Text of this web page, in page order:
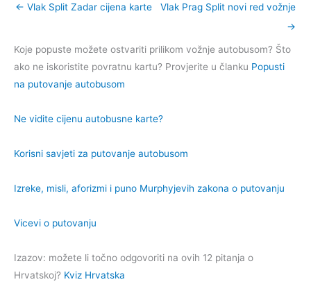
← Vlak Split Zadar cijena karte
Vlak Prag Split novi red vožnje
→
Koje popuste možete ostvariti prilikom vožnje autobusom? Što
ako ne iskoristite povratnu kartu? Provjerite u članku Popusti
na putovanje autobusom
Ne vidite cijenu autobusne karte?
Korisni savjeti za putovanje autobusom
Izreke, misli, aforizmi i puno Murphyjevih zakona o putovanju
Vicevi o putovanju
Izazov: možete li točno odgovoriti na ovih 12 pitanja o
Hrvatskoj? Kviz Hrvatska